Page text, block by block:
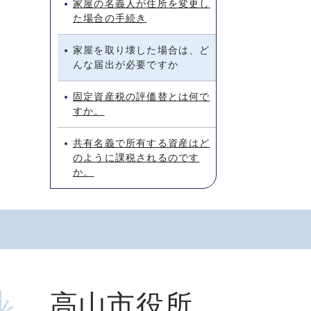
家屋の名義人が住所を変更し
た場合の手続き
家屋を取り壊した場合は、ど
んな届出が必要ですか
固定資産税の評価替とは何で
すか。
共有名義で所有する資産はど
のように課税されるのです
か。
高山市役所